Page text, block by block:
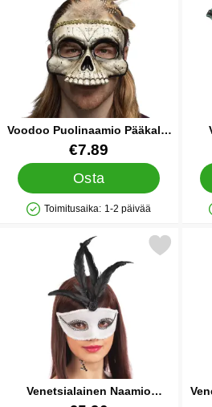
Voodoo Puolinaamio Pääkallo
Höyhenillä
Tuote.nro 89010
€7.89
Osta
Saatavuus: Varastossa
Toimitusaika: 1-2 päivää
Venetsialainen Naamio
venetsialainen Naamio